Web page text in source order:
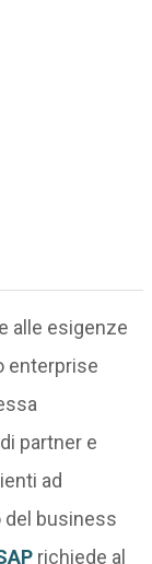
alle esigenze
enterprise
partner e
ad
business
richiede al